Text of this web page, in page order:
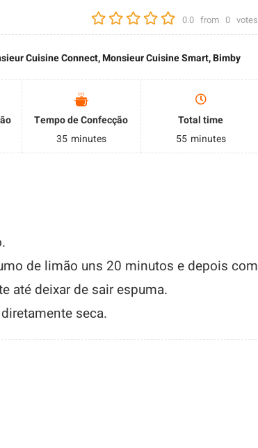
0.0 from 0 votes
Cuisine Connect, Monsieur Cuisine Smart, Bimby
Tempo de Confecção
35 minutes
Total time
55 minutes
de limão uns 20 minutos e depois com
até deixar de sair espuma.
seca.